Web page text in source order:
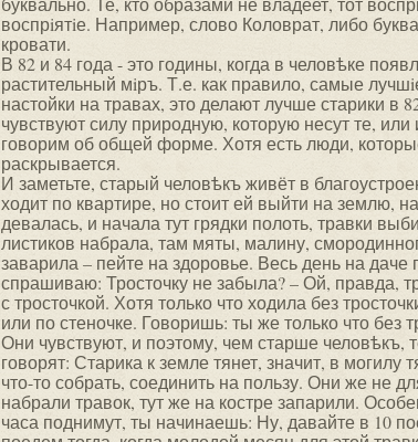
воспрiятiе. Например, слово Коловрат, либо
кровати.
В 82 и 84 года - это годины, когда в человѣке
растительный мiръ. Т.е. как правило, самые
настойки на травах, это делают лучше старики
чувствуют силу природную, которую несут те,
говорим об общей форме. Хотя есть люди,
раскрывается.
И заметьте, старый человѣкъ живёт в
ходит по квартире, но стоит ей выйти на землю,
девалась, и начала тут грядки полоть, травки
листиков набрала, там мяты, малину,
заварила – пейте на здоровье. Весь день на
спрашиваю: Тросточку не забыла? – Ой, правда,
с тросточкой. Хотя только что ходила без
или по стеночке. Говоришь: ты же только что без
Они чувствуют, и поэтому, чем старше человѣкъ,
говорят: Старика к земле тянет, значит, в могилу
что-то собрать, соединить на пользу. Они же не
набрали травок, тут же на костре запарили.
часа поднимут, ты начинаешь: Ну, давайте в 10